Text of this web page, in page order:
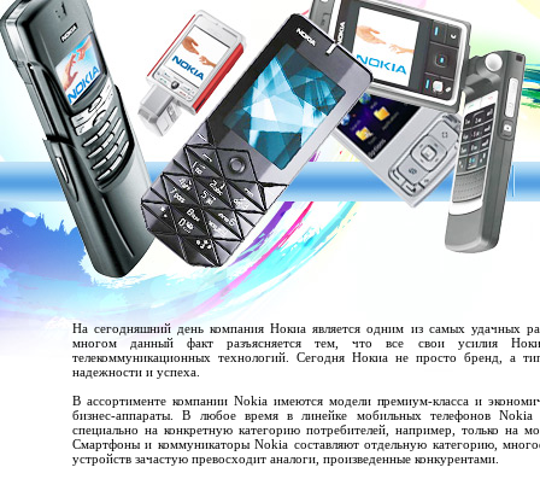
На сегодняшний день компания Нокиа является одним из самых удачных
многом данный факт разъясняется тем, что все свои усилия
телекоммуникационных технологий. Сегодня Нокиа не просто бренд, а
надежности и успеха.
В ассортименте компании Nokia имеются модели премиум-класса и
бизнес-аппараты. В любое время в линейке мобильных телефонов Nokia
специально на конкретную категорию потребителей, например, только на
Смартфоны и коммуникаторы Nokia составляют отдельную категорию,
устройств зачастую превосходит аналоги, произведенные конкурентами.